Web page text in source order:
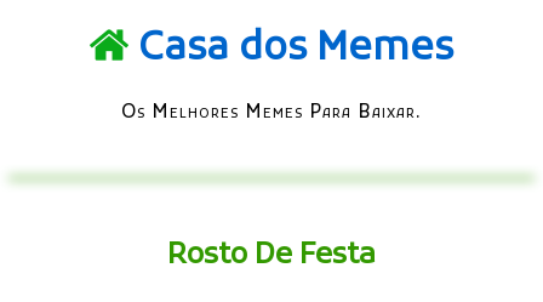
Casa dos Memes
Os Melhores Memes Para Baixar.
Rosto De Festa